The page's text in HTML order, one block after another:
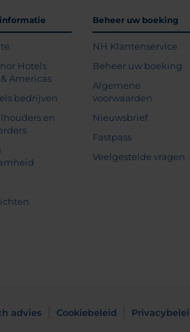
Hotels
Americas
bedrijven
en
Beheer uw boeking
NH Klantenservice
Beheer uw boeking
Algemene
voorwaarden
Nieuwsbrief
Fastpass
Veelgestelde vragen
advies Cookiebeleid